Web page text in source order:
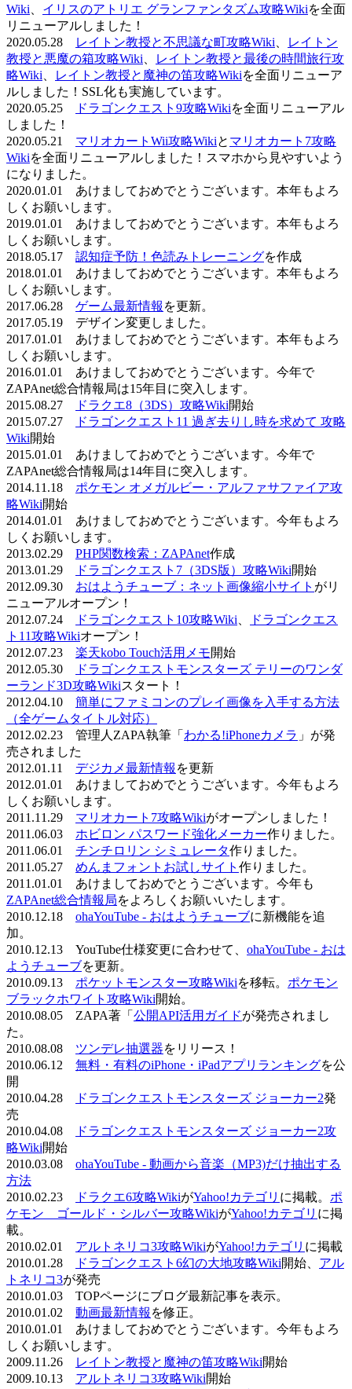
Wiki
イリスのアトリエ グランファンタズム攻略Wikiを全面
リニューアルしました！
2020.05.28
レイトン教授と不思議な町攻略Wiki
レイトン
教授と悪魔の箱攻略Wiki
レイトン教授と最後の時間旅行攻
略Wiki
レイトン教授と魔神の笛攻略Wikiを全面リニューア
ルしました！SSL化も実施しています。
2020.05.25
ドラゴンクエスト9攻略Wikiを全面リニューアル
しました！
2020.05.21 マリオカートWii攻略Wikiと マリオカート7攻略
Wikiを全面リニューアルしました！スマホから見やすいよう
になりました。
2020.01.01 あけましておめでとうございます。本年もよろ
しくお願いします。
2019.01.01 あけましておめでとうございます。本年もよろ
しくお願いします。
2018.05.17 認知症予防！色読みトレーニングを作成
2018.01.01 あけましておめでとうございます。本年もよろ
しくお願いします。
2017.06.28 ゲーム最新情報 を更新。
2017.05.19 デザイン変更しました。
2017.01.01 あけましておめでとうございます。本年もよろ
しくお願いします。
2016.01.01 あけましておめでとうございます。今年で
ZAPAnet総合情報局は15年目に突入します。
2015.08.27
ドラクエ8（3DS）攻略Wiki開始
2015.07.27
ドラゴンクエスト11 過ぎ去りし時を求めて 攻略
Wiki開始
2015.01.01 あけましておめでとうございます。今年で
ZAPAnet総合情報局は14年目に突入します。
2014.11.18 ポケモン オメガルビー・アルファサファイア攻
略Wiki開始
2014.01.01 あけましておめでとうございます。今年もよろ
しくお願いします。
2013.02.29 PHP関数検索：ZAPAnet作成
2013.01.29
ドラゴンクエスト7（3DS版）攻略Wiki開始
2012.09.30 おはようチューブ：ネット画像縮小サイト がリ
ニューアルオープン！
2012.07.24
ドラゴンクエスト10攻略Wiki
ドラゴンクエス
ト11攻略Wikiオープン！
2012.07.23 楽天kobo Touch活用メモ開始
2012.05.30
ドラゴンクエストモンスターズ テリーのワンダ
ーランド3D攻略Wikiスタート！
2012.04.10 簡単にファミコンのプレイ画像を入手する方法
（全ゲームタイトル対応）
2012.02.23 管理人ZAPA執筆「 わかる!iPhoneカメラ 」が発
売されました
2012.01.11 デジカメ最新情報 を更新
2012.01.01 あけましておめでとうございます。今年もよろ
しくお願いします。
2011.11.29 マリオカート7攻略Wikiがオープンしました！
2011.06.03 ホビロン パスワード強化メーカー作りました。
2011.06.01 チンチロリン シミュレータ作りました。
2011.05.27 めんまフォントお試しサイト 作りました。
2011.01.01 あけましておめでとうございます。今年も
ZAPAnet総合情報局をよろしくお願いいたします。
2010.12.18 ohaYouTube - おはようチューブに新機能を追
加。
2010.12.13 YouTube仕様変更に合わせて、 ohaYouTube - おは
ようチューブを更新。
2010.09.13 ポケットモンスター攻略Wikiを移転。 ポケモン
ブラックホワイト攻略Wiki開始。
2010.08.05 ZAPA著「 公開API活用ガイドが発売されまし
た。
2010.08.08 ツンデレ抽選器をリリース！
2010.06.12 無料・有料のiPhone・iPadアプリランキングを公
開
2010.04.28
ドラゴンクエストモンスターズ ジョーカー2発
売
2010.04.08
ドラゴンクエストモンスターズ ジョーカー2攻
略Wiki開始
2010.03.08 ohaYouTube - 動画から音楽（MP3)だけ抽出する
方法
2010.02.23
ドラクエ6攻略WikiがYahoo!カテゴリ に掲載。 ポ
ケモン ゴールド・シルバー攻略WikiがYahoo!カテゴリ に掲
載。
2010.02.01 アルトネリコ3攻略WikiがYahoo!カテゴリ に掲載
2010.01.28
ドラゴンクエスト6幻の大地攻略Wiki開始、 アル
トネリコ3が発売
2010.01.03 TOPページにブログ最新記事を表示。
2010.01.02 動画最新情報 を修正。
2010.01.01 あけましておめでとうございます。今年もよろ
しくお願いします。
2009.11.26
レイトン教授と魔神の笛攻略Wiki開始
2009.10.13 アルトネリコ3攻略Wiki開始